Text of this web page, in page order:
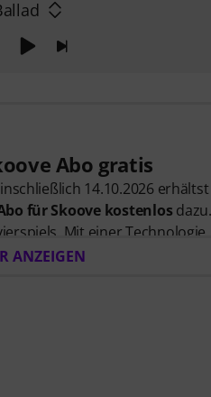
Abo gratis
14.10.2026
für Skoove kostenlos
Mit einer
die von erfahrenen
ANZEIGEN